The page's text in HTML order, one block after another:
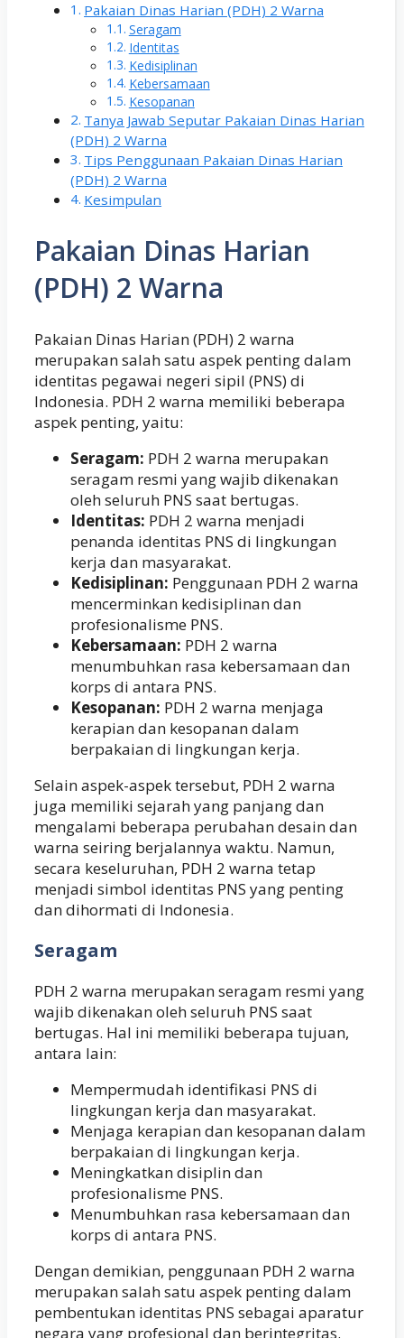
Pakaian Dinas Harian (PDH) 2 Warna
Seragam
Identitas
Kedisiplinan
Kebersamaan
Kesopanan
Tanya Jawab Seputar Pakaian Dinas Harian
(PDH) 2 Warna
Tips Penggunaan Pakaian Dinas Harian
(PDH) 2 Warna
Kesimpulan
Pakaian Dinas Harian
(PDH) 2 Warna
Pakaian Dinas Harian (PDH) 2 warna
merupakan salah satu aspek penting dalam
identitas pegawai negeri sipil (PNS) di
Indonesia. PDH 2 warna memiliki beberapa
aspek penting, yaitu:
Seragam: PDH 2 warna merupakan
seragam resmi yang wajib dikenakan
oleh seluruh PNS saat bertugas.
Identitas: PDH 2 warna menjadi
penanda identitas PNS di lingkungan
kerja dan masyarakat.
Kedisiplinan: Penggunaan PDH 2 warna
mencerminkan kedisiplinan dan
profesionalisme PNS.
Kebersamaan: PDH 2 warna
menumbuhkan rasa kebersamaan dan
korps di antara PNS.
Kesopanan: PDH 2 warna menjaga
kerapian dan kesopanan dalam
berpakaian di lingkungan kerja.
Selain aspek-aspek tersebut, PDH 2 warna
juga memiliki sejarah yang panjang dan
mengalami beberapa perubahan desain dan
warna seiring berjalannya waktu. Namun,
secara keseluruhan, PDH 2 warna tetap
menjadi simbol identitas PNS yang penting
dan dihormati di Indonesia.
Seragam
PDH 2 warna merupakan seragam resmi yang
wajib dikenakan oleh seluruh PNS saat
bertugas. Hal ini memiliki beberapa tujuan,
antara lain:
Mempermudah identifikasi PNS di
lingkungan kerja dan masyarakat.
Menjaga kerapian dan kesopanan dalam
berpakaian di lingkungan kerja.
Meningkatkan disiplin dan
profesionalisme PNS.
Menumbuhkan rasa kebersamaan dan
korps di antara PNS.
Dengan demikian, penggunaan PDH 2 warna
merupakan salah satu aspek penting dalam
pembentukan identitas PNS sebagai aparatur
negara yang profesional dan berintegritas.